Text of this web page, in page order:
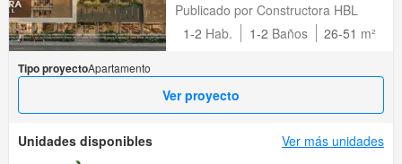
Publicado por Constructora HBL
1-2 Hab. 1-2 Baños 26-51 m²
Tipo proyectoApartamento
Ver proyecto
Unidades disponibles Ver más unidades